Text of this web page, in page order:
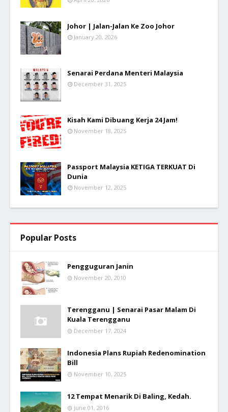
Johor | Jalan-Jalan Ke Zoo Johor
January 20, 2026
Senarai Perdana Menteri Malaysia
December 31, 2025
Kisah Kami Dibuang Kerja 24 Jam!
November 18, 2025
Passport Malaysia KETIGA TERKUAT Di
Dunia
November 12, 2025
Popular Posts
Pengguguran Janin
November 20, 2010
Terengganu | Senarai Pasar Malam Di
Kuala Terengganu
December 17, 2024
Indonesia Plans Rupiah Redenomination
Bill
November 10, 2025
12 Tempat Menarik Di Baling, Kedah.
June 01, 2016